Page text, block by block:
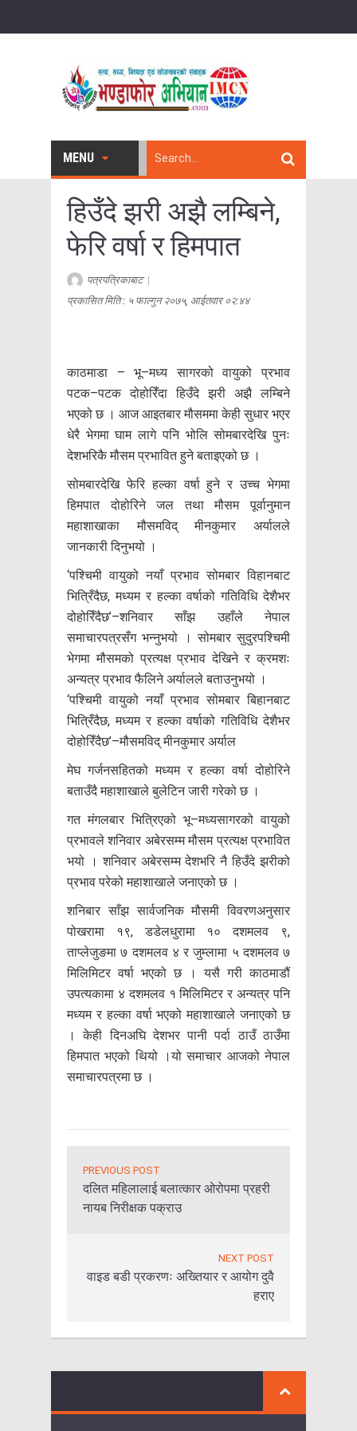
MENU
हिउँदे झरी अझै लम्बिने,
फेरि वर्षा र हिमपात
पत्रपत्रिकाबाट|
प्रकासित मिति : ५ फाल्गुन २०७५, आईतवार ०२:४४
काठमाडा – भू–मध्य सागरको वायुको प्रभाव
पटक–पटक दोहोरिँदा हिउँदे झरी अझै लम्बिने
भएको छ । आज आइतबार मौसममा केही सुधार भएर
धेरै भेगमा घाम लागे पनि भोलि सोमबारदेखि पुनः
देशभरिकै मौसम प्रभावित हुने बताइएको छ ।
सोमबारदेखि फेरि हल्का वर्षा हुने र उच्च भेगमा
हिमपात दोहोरिने जल तथा मौसम पूर्वानुमान
महाशाखाका मौसमविद् मीनकुमार अर्यालले
जानकारी दिनुभयो ।
‘पश्चिमी वायुको नयाँ प्रभाव सोमबार विहानबाट
भित्रिँदैछ, मध्यम र हल्का वर्षाको गतिविधि देशैभर
दोहोरिँदैछ’–शनिवार साँझ उहाँले नेपाल
समाचारपत्रसँग भन्नुभयो । सोमबार सुदुरपश्चिमी
भेगमा मौसमको प्रत्यक्ष प्रभाव देखिने र क्रमशः
अन्यत्र प्रभाव फैलिने अर्यालले बताउनुभयो ।
‘पश्चिमी वायुको नयाँ प्रभाव सोमबार बिहानबाट
भित्रिँदैछ, मध्यम र हल्का वर्षाको गतिविधि देशैभर
दोहोरिँदैछ’–मौसमविद् मीनकुमार अर्याल
मेघ गर्जनसहितको मध्यम र हल्का वर्षा दोहोरिने
बताउँदै महाशाखाले बुलेटिन जारी गरेको छ ।
गत मंगलबार भित्रिएको भू–मध्यसागरको वायुको
प्रभावले शनिवार अबेरसम्म मौसम प्रत्यक्ष प्रभावित
भयो । शनिवार अबेरसम्म देशभरि नै हिउँदे झरीको
प्रभाव परेको महाशाखाले जनाएको छ ।
शनिबार साँझ सार्वजनिक मौसमी विवरणअनुसार
पोखरामा १९, डडेलधुरामा १० दशमलव ९,
ताप्लेजुङमा ७ दशमलव ४ र जुम्लामा ५ दशमलव ७
मिलिमिटर वर्षा भएको छ । यसै गरी काठमाडौं
उपत्यकामा ४ दशमलव १ मिलिमिटर र अन्यत्र पनि
मध्यम र हल्का वर्षा भएको महाशाखाले जनाएको छ
। केही दिनअघि देशभर पानी पर्दा ठाउँ ठाउँमा
हिमपात भएको थियो ।यो समाचार आजको नेपाल
समाचारपत्रमा छ ।
PREVIOUS POST
दलित महिलालाई बलात्कार ओरोपमा प्रहरी
नायब निरीक्षक पक्राउ
NEXT POST
वाइड बडी प्रकरणः अख्तियार र आयोग दुवै
हराए